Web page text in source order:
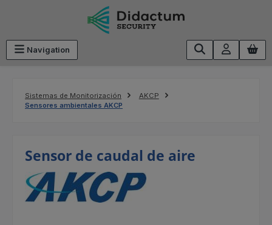
Saltar al contenido principal
Navigation
Sistemas de Monitorización
AKCP
Sensores ambientales AKCP
Sensor de caudal de aire